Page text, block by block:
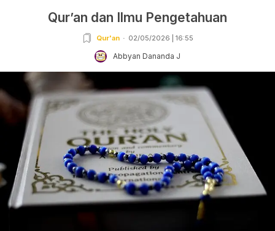
Qur’an dan Ilmu Pengetahuan
Qur'an 02/05/2026 | 16:55
Abbyan Dananda J